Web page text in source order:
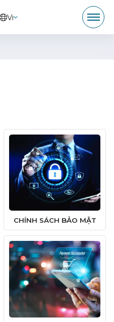
Vi
CHÍNH SÁCH BẢO MẬT